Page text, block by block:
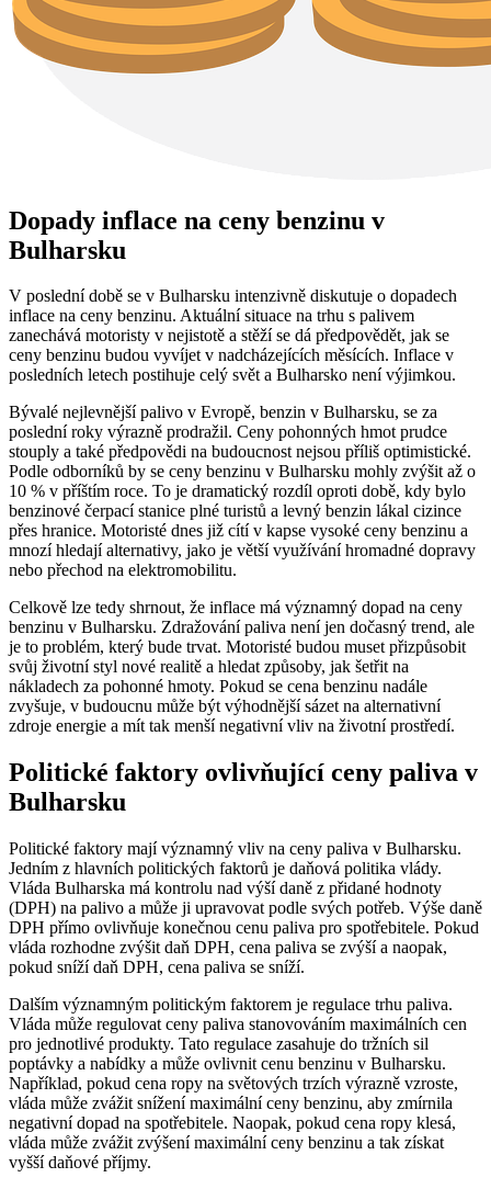
Dopady inflace na ceny benzinu v
Bulharsku
V poslední době se v Bulharsku intenzivně diskutuje o dopadech
inflace na ceny benzinu. Aktuální situace na trhu s palivem
zanechává motoristy v nejistotě a stěží se dá předpovědět, jak se
ceny benzinu budou vyvíjet v nadcházejících měsících. Inflace v
posledních letech postihuje celý svět a Bulharsko není výjimkou.
Bývalé nejlevnější palivo v Evropě, benzin v Bulharsku, se za
poslední roky výrazně prodražil. Ceny pohonných hmot prudce
stouply a také předpovědi na budoucnost nejsou příliš optimistické.
Podle odborníků by se ceny benzinu v Bulharsku mohly zvýšit až o
10 % v příštím roce. To je dramatický rozdíl oproti době, kdy bylo
benzinové čerpací stanice plné turistů a levný benzin lákal cizince
přes hranice. Motoristé dnes již cítí v kapse vysoké ceny benzinu a
mnozí hledají alternativy, jako je větší využívání hromadné dopravy
nebo přechod na elektromobilitu.
Celkově lze tedy shrnout, že inflace má významný dopad na ceny
benzinu v Bulharsku. Zdražování paliva není jen dočasný trend, ale
je to problém, který bude trvat. Motoristé budou muset přizpůsobit
svůj životní styl nové realitě a hledat způsoby, jak šetřit na
nákladech za pohonné hmoty. Pokud se cena benzinu nadále
zvyšuje, v budoucnu může být výhodnější sázet na alternativní
zdroje energie a mít tak menší negativní vliv na životní prostředí.
Politické faktory ovlivňující ceny paliva v
Bulharsku
Politické faktory mají významný vliv na ceny paliva v Bulharsku.
Jedním z hlavních politických faktorů je daňová politika vlády.
Vláda Bulharska má kontrolu nad výší daně z přidané hodnoty
(DPH) na palivo a může ji upravovat podle svých potřeb. Výše daně
DPH přímo ovlivňuje konečnou cenu paliva pro spotřebitele. Pokud
vláda rozhodne zvýšit daň DPH, cena paliva se zvýší a naopak,
pokud sníží daň DPH, cena paliva se sníží.
Dalším významným politickým faktorem je regulace trhu paliva.
Vláda může regulovat ceny paliva stanovováním maximálních cen
pro jednotlivé produkty. Tato regulace zasahuje do tržních sil
poptávky a nabídky a může ovlivnit cenu benzinu v Bulharsku.
Například, pokud cena ropy na světových trzích výrazně vzroste,
vláda může zvážit snížení maximální ceny benzinu, aby zmírnila
negativní dopad na spotřebitele. Naopak, pokud cena ropy klesá,
vláda může zvážit zvýšení maximální ceny benzinu a tak získat
vyšší daňové příjmy.